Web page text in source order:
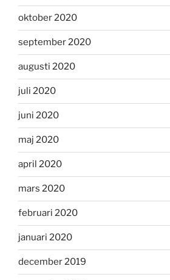
oktober 2020
september 2020
augusti 2020
juli 2020
juni 2020
maj 2020
april 2020
mars 2020
februari 2020
januari 2020
december 2019